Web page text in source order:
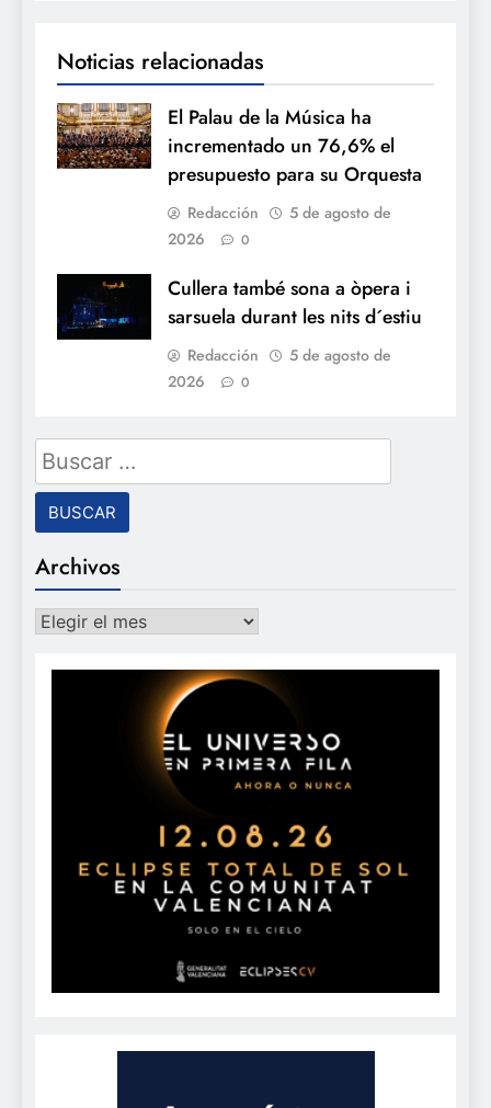
Noticias relacionadas
El Palau de la Música ha
incrementado un 76,6% el
presupuesto para su Orquesta
Redacción
5 de agosto de
2026
0
Cullera també sona a òpera i
sarsuela durant les nits d´estiu
Redacción
5 de agosto de
2026
0
Buscar:
Archivos
Archivos